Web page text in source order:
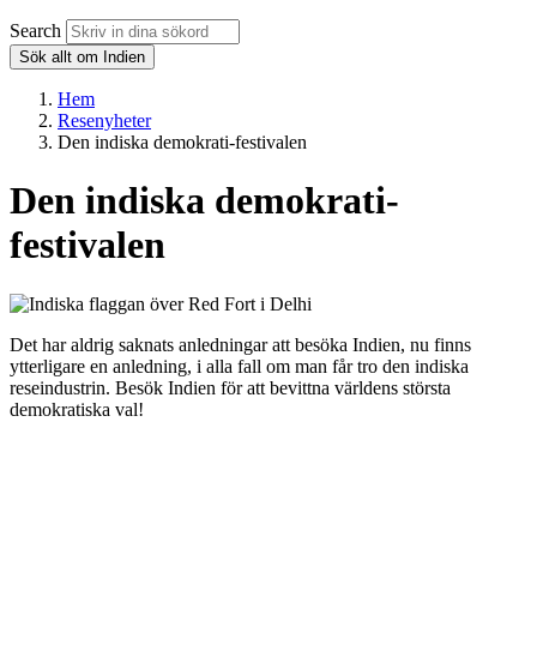
Search
Sök allt om Indien
Hem
Resenyheter
Den indiska demokrati-festivalen
Den indiska demokrati-
festivalen
Det har aldrig saknats anledningar att besöka Indien, nu finns
ytterligare en anledning, i alla fall om man får tro den indiska
reseindustrin. Besök Indien för att bevittna världens största
demokratiska val!